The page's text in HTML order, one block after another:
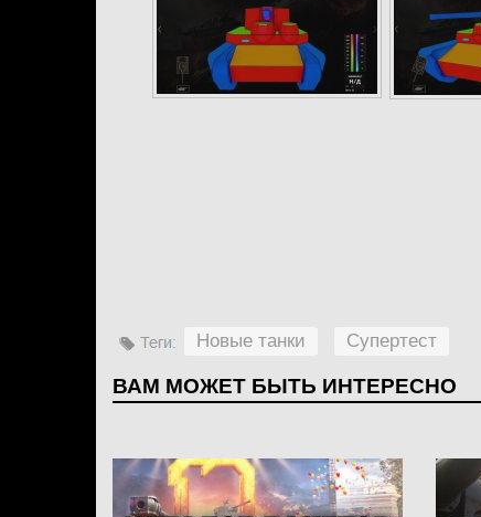
Новые танки Супертест
ВАМ МОЖЕТ БЫТЬ ИНТЕРЕСНО